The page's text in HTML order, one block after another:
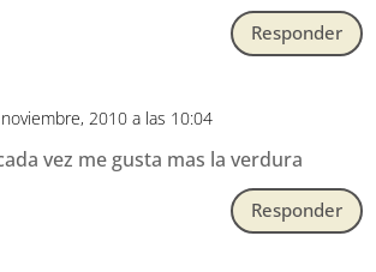
Responder
2010 a las 10:04
vez me gusta mas la verdura
Responder